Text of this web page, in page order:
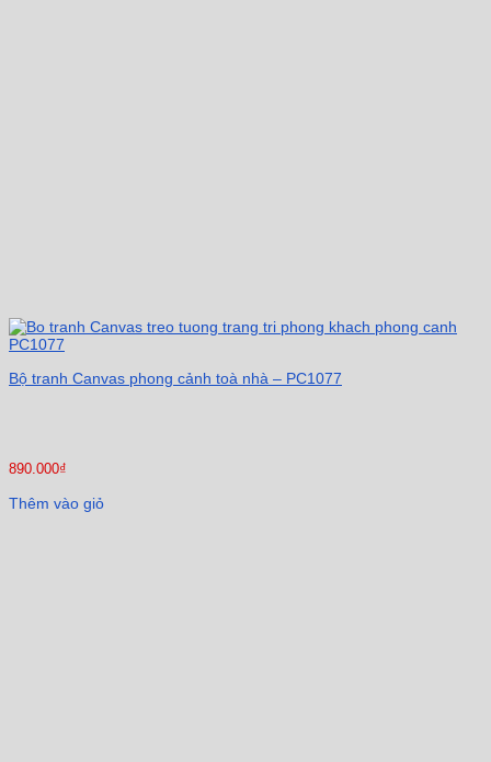
Bộ tranh Canvas phong cảnh toà nhà – PC1077
890.000₫
Thêm vào giỏ